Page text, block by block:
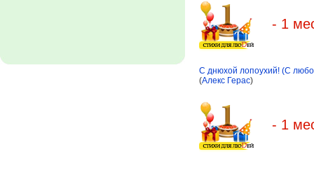
- 1
С днюхой лопоухий! (С
(Алекс Герас)
- 1